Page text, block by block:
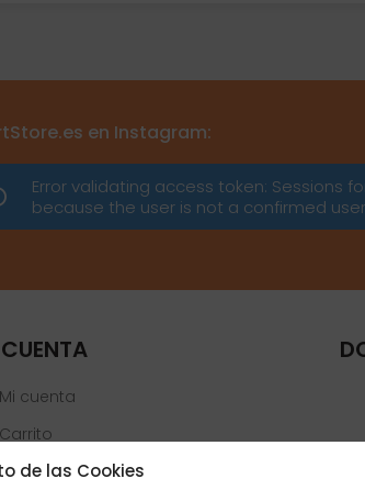
de las Cookies
en Instagram:
Error validating access token: Sessions
because the user is not a confirmed
Mi cuenta
Carrito
Lista de deseos